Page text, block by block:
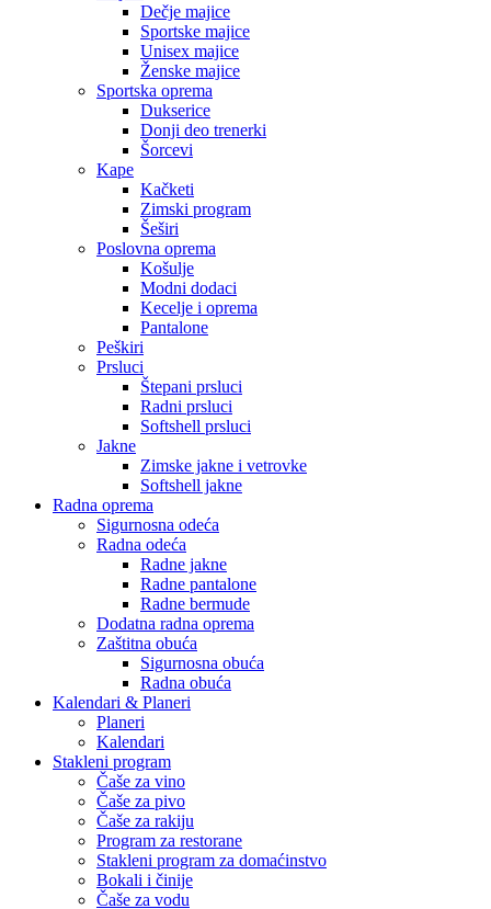
Dečje majice
Sportske majice
Unisex majice
Ženske majice
Sportska oprema
Dukserice
Donji deo trenerki
Šorcevi
Kape
Kačketi
Zimski program
Šeširi
Poslovna oprema
Košulje
Modni dodaci
Kecelje i oprema
Pantalone
Peškiri
Prsluci
Štepani prsluci
Radni prsluci
Softshell prsluci
Jakne
Zimske jakne i vetrovke
Softshell jakne
Radna oprema
Sigurnosna odeća
Radna odeća
Radne jakne
Radne pantalone
Radne bermude
Dodatna radna oprema
Zaštitna obuća
Sigurnosna obuća
Radna obuća
Kalendari & Planeri
Planeri
Kalendari
Stakleni program
Čaše za vino
Čaše za pivo
Čaše za rakiju
Program za restorane
Stakleni program za domaćinstvo
Bokali i činije
Čaše za vodu